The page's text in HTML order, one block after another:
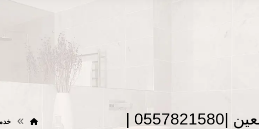
تركيب فورسيلنج في العين |0557821580 |